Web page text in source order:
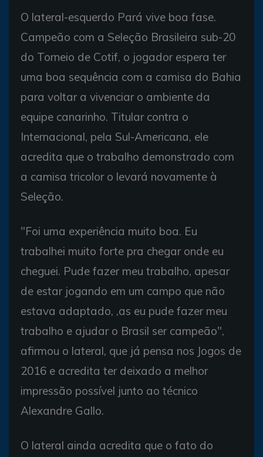
O lateral-esquerdo Pará vive boa fase.
Campeão com a Seleção Brasileira sub-20
do Torneio de Cotif, o jogador espera ter
uma boa sequência com a camisa do Bahia
para voltar a vivenciar o ambiente da
equipe canarinho. Titular contra o
Internacional, pela Sul-Americana, ele
acredita que o trabalho demonstrado com
a camisa tricolor o levará novamente à
Seleção.
"Foi uma experiência muito boa. Eu
trabalhei muito forte pra chegar onde eu
cheguei. Pude fazer meu trabalho, apesar
de estar jogando em um campo que não
estava adaptado, ,as eu pude fazer meu
trabalho e ajudar o Brasil ser campeão",
afirmou o lateral, que já pensa nos Jogos de
2016 e acredita ter deixado a melhor
impressão possível junto ao técnico
Alexandre Gallo.
O lateral ainda acredita que o fato do